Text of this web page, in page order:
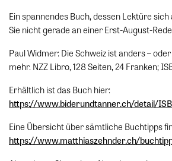
Ein spannendes Buch, dessen Lektüre
Sie nicht gerade an einer Erst-August-
Paul Widmer: Die Schweiz ist anders –
mehr. NZZ Libro, 128 Seiten, 24 Franken;
Erhältlich ist das Buch hier:
https://www.biderundtanner.ch/detail/
Eine Übersicht über sämtliche Buchtipps
https://www.matthiaszehnder.ch/